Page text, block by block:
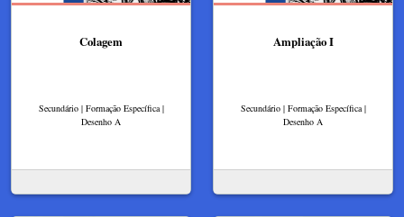
Colagem
Secundário | Formação Específica |
Desenho A
Ampliação I
Secundário | Formação Específica |
Desenho A